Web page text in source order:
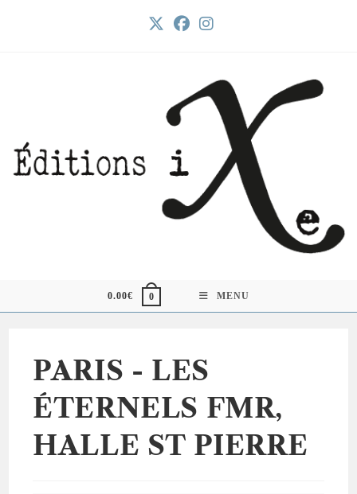
0.00€ 0 MENU
PARIS - LES
ÉTERNELS FMR,
HALLE ST PIERRE